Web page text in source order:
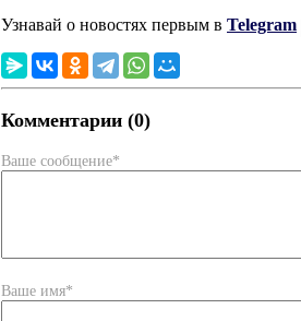
Узнавай о новостях первым в Telegram
Комментарии (0)
Ваше сообщение*
Ваше имя*